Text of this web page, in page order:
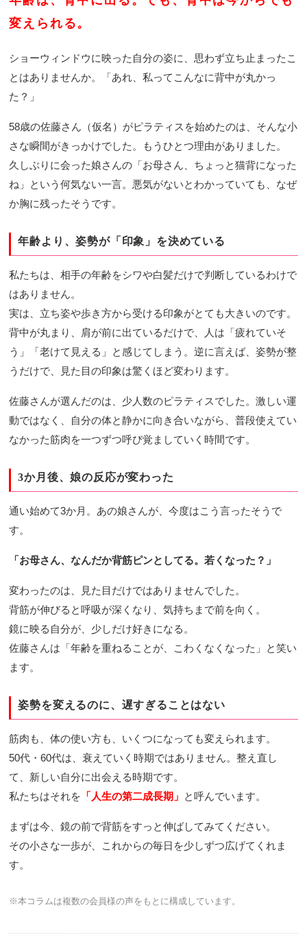
変えられる。
ショーウィンドウに映った自分の姿に、思わず立ち止まったこ
とはありませんか。「あれ、私ってこんなに背中が丸かっ
た？」
58歳の佐藤さん（仮名）がピラティスを始めたのは、そんな小
さな瞬間がきっかけでした。もうひとつ理由がありました。
久しぶりに会った娘さんの「お母さん、ちょっと猫背になった
ね」という何気ない一言。悪気がないとわかっていても、なぜ
か胸に残ったそうです。
年齢より、姿勢が「印象」を決めている
私たちは、相手の年齢をシワや白髪だけで判断しているわけで
はありません。
実は、立ち姿や歩き方から受ける印象がとても大きいのです。
背中が丸まり、肩が前に出ているだけで、人は「疲れていそ
う」「老けて見える」と感じてしまう。逆に言えば、姿勢が整
うだけで、見た目の印象は驚くほど変わります。
佐藤さんが選んだのは、少人数のピラティスでした。激しい運
動ではなく、自分の体と静かに向き合いながら、普段使えてい
なかった筋肉を一つずつ呼び覚ましていく時間です。
3か月後、娘の反応が変わった
通い始めて3か月。あの娘さんが、今度はこう言ったそうで
す。
「お母さん、なんだか背筋ピンとしてる。若くなった？」
変わったのは、見た目だけではありませんでした。
背筋が伸びると呼吸が深くなり、気持ちまで前を向く。
鏡に映る自分が、少しだけ好きになる。
佐藤さんは「年齢を重ねることが、こわくなくなった」と笑い
ます。
姿勢を変えるのに、遅すぎることはない
筋肉も、体の使い方も、いくつになっても変えられます。
50代・60代は、衰えていく時期ではありません。整え直し
て、新しい自分に出会える時期です。
私たちはそれを 「人生の第二成長期」 と呼んでいます。
まずは今、鏡の前で背筋をすっと伸ばしてみてください。
その小さな一歩が、これからの毎日を少しずつ広げてくれま
す。
※本コラムは複数の会員様の声をもとに構成しています。